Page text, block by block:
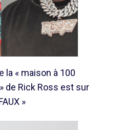
la « maison à 100
de Rick Ross est sur
»